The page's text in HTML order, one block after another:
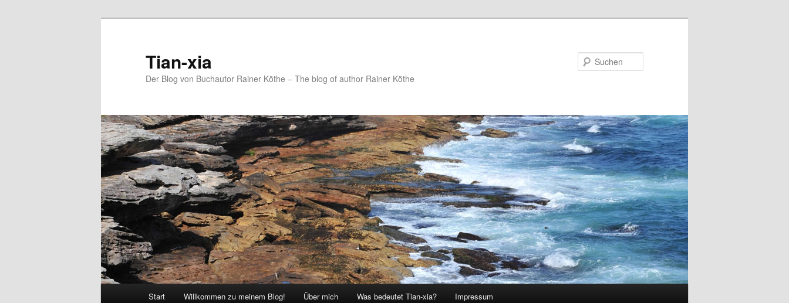
Tian-xia
Der Blog von Buchautor Rainer Köthe – The blog of author Rainer Köthe
Start Willkommen zu meinem Blog! Über mich Was bedeutet Tian-xia? Impressum